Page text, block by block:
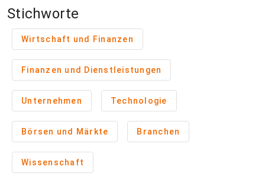
Stichworte
Wirtschaft und Finanzen
Finanzen und Dienstleistungen
Unternehmen Technologie
Börsen und Märkte Branchen
Wissenschaft